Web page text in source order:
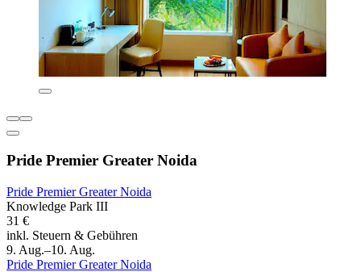
Pride Premier Greater Noida
Pride Premier Greater Noida
Knowledge Park III
31 €
inkl. Steuern & Gebühren
9. Aug.–10. Aug.
Pride Premier Greater Noida